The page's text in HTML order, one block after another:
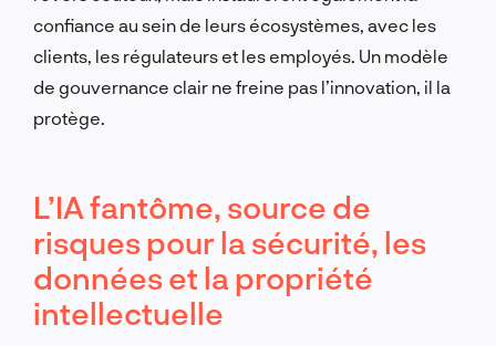
confiance au sein de leurs écosystèmes, avec les
clients, les régulateurs et les employés. Un modèle
de gouvernance clair ne freine pas l’innovation, il la
protège.
L’IA fantôme, source de
risques pour la sécurité, les
données et la propriété
intellectuelle